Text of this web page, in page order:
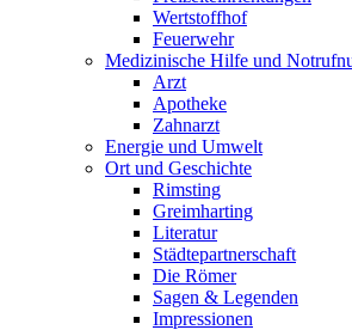
Wertstoffhof
Feuerwehr
Medizinische Hilfe und
Arzt
Apotheke
Zahnarzt
Energie und Umwelt
Ort und Geschichte
Rimsting
Greimharting
Literatur
Städtepartnerschaft
Die Römer
Sagen & Legenden
Impressionen